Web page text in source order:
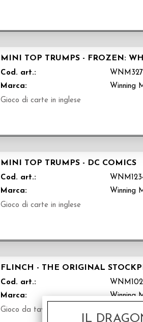
MINI TOP TRUMPS - FROZEN:
Cod. art.:
Marca:
Winning
Gioco di carte in inglese
MINI TOP TRUMPS - DC COMICS
Cod. art.:
Marca:
Winning
Gioco di carte in inglese
FLINCH - THE ORIGINAL
Cod. art.:
Marca:
Winning
Gioco da tavolo in inglese
IL